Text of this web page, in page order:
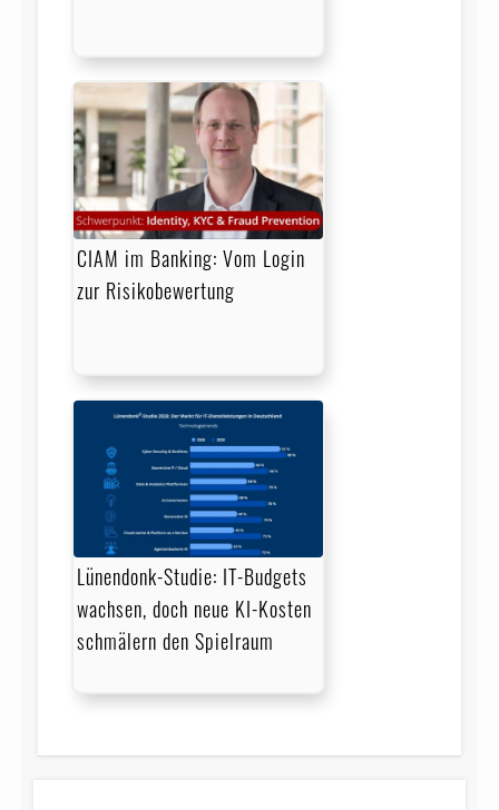
CIAM im Banking: Vom Login
zur Risikobewertung
Lünendonk-Studie: IT-Budgets
wachsen, doch neue KI-Kosten
schmälern den Spielraum